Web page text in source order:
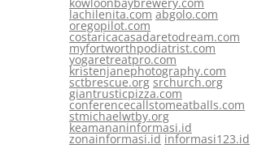
lachilenita.com abgolo.com
oregopilot.com
costaricacasadaretodream.com
myfortworthpodiatrist.com
yogaretreatpro.com
kristenjanephotography.com
sctbrescue.org srchurch.org
giantrusticpizza.com
conferencecallstomeatballs.com
stmichaelwtby.org
keamananinformasi.id
zonainformasi.id informasi123.id